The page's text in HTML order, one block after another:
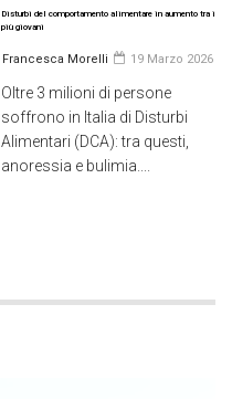
Disturbi del comportamento alimentare in aumento tra i
più giovani
Francesca Morelli 19 Marzo 2026
Oltre 3 milioni di persone
soffrono in Italia di Disturbi
Alimentari (DCA): tra questi,
anoressia e bulimia....